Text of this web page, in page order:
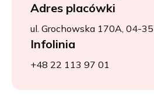
Adres placówki
ul. Grochowska 170A, 04-
Infolinia
+48 22 113 97 01